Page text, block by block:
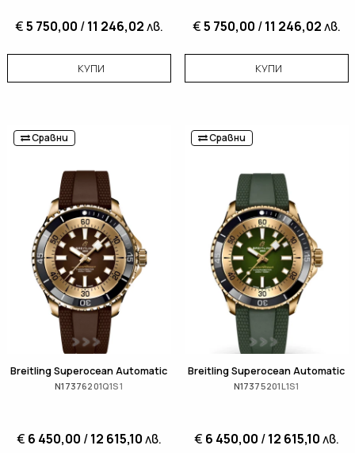
€5 750,00 /11 246,02лв.
КУПИ
€5 750,00 /11 246,02лв.
КУПИ
Сравни
Breitling Superocean Automatic
N17376201Q1S1
€ 6 450,00 /12 615,10лв.
Сравни
Breitling Superocean Automatic
N17375201L1S1
€ 6 450,00 /12 615,10лв.